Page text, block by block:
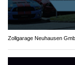
Zollgarage Neuhausen